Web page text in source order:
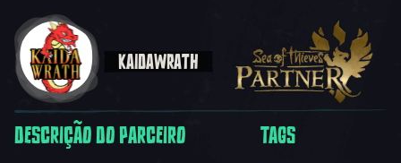
KAIDAWRATH
DESCRIÇÃO DO PARCEIRO TAGS